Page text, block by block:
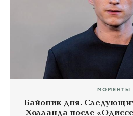
МОМЕНТЫ
Байопик дня.
Холланда после